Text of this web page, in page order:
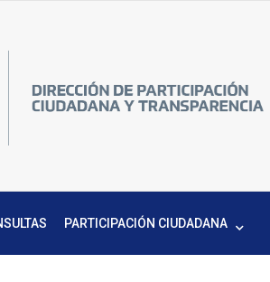
PARTICIPACIÓN CIUDADANA